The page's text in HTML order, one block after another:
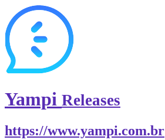
Yampi Releases
https://www.yampi.com.br